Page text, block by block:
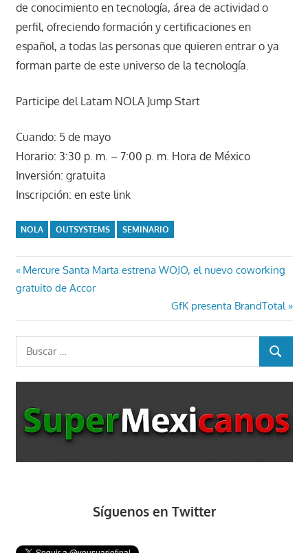
de conocimiento en tecnología, área de actividad o
perfil, ofreciendo formación y certificaciones en
español, a todas las personas que quieren entrar o ya
forman parte de este universo de la tecnología.
Participe del Latam NOLA Jump Start
Cuando: 5 de mayo
Horario: 3:30 p. m. – 7:00 p. m. Hora de México
Inversión: gratuita
Inscripción: en este link
NOLA OUTSYSTEMS SEMINARIO
Navegación
de
entradas
Entrada
anterior:
Mercure Santa Marta estrena WOJO, el nuevo coworking
gratuito de Accor
Entrada
siguiente:
GfK presenta BrandTotal
Buscar:
BUSCAR
Síguenos en Twitter